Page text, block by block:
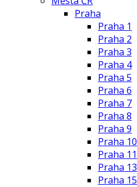
Praha
Praha 1
Praha 2
Praha 3
Praha 4
Praha 5
Praha 6
Praha 7
Praha 8
Praha 9
Praha 10
Praha 11
Praha 13
Praha 15